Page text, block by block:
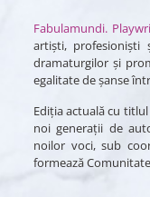
Fabulamundi.
artiști, profesioniști
dramaturgilor și
egalitate de șanse
Ediția actuală cu
noi generații de
noilor voci, sub
formează